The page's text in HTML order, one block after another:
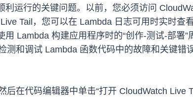
运行的关键问题。以前，您必须访问
Tail，您可以在 Lambda 日志可用时实时
Lambda 构建应用程序时的“创作-测试-部署
测和调试 Lambda 函数代码中的故障和关键错
在代码编辑器中单击“打开 CloudWatch Live